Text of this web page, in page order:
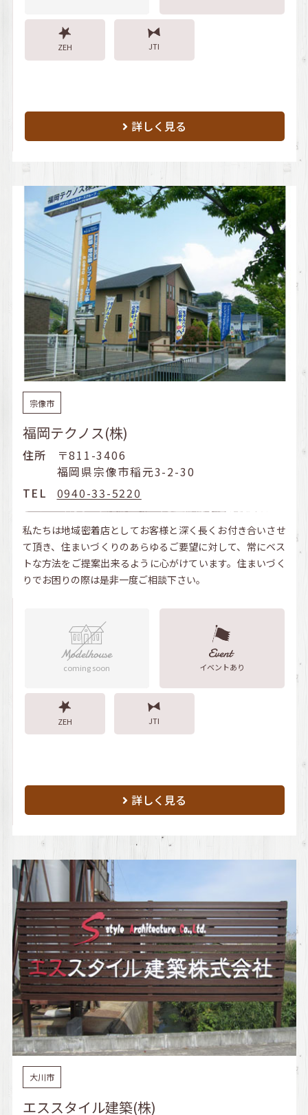
ZEH JTI
詳しく見る
宗像市
福岡テクノス(株)
住所
〒811-3406
福岡県宗像市稲元3-2-30
TEL
0940-33-5220
私たちは地域密着店としてお客様と深く長くお付き合いさせ
て頂き、住まいづくりのあらゆるご要望に対して、常にベス
トな方法をご提案出来るように心がけています。住まいづく
りでお困りの際は是非一度ご相談下さい。
coming soon イベントあり
ZEH JTI
詳しく見る
大川市
エススタイル建築(株)